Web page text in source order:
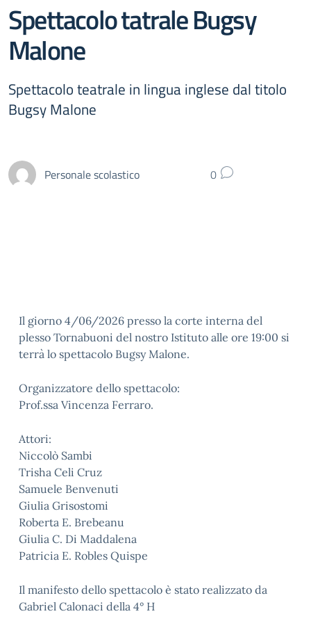
Spettacolo tatrale Bugsy
Malone
Spettacolo teatrale in lingua inglese dal titolo
Bugsy Malone
Personale scolastico 0
Il giorno 4/06/2026 presso la corte interna del
plesso Tornabuoni del nostro Istituto alle ore 19:00 si
terrà lo spettacolo Bugsy Malone.
Organizzatore dello spettacolo:
Prof.ssa Vincenza Ferraro.
Attori:
Niccolò Sambi
Trisha Celi Cruz
Samuele Benvenuti
Giulia Grisostomi
Roberta E. Brebeanu
Giulia C. Di Maddalena
Patricia E. Robles Quispe
Il manifesto dello spettacolo è stato realizzato da
Gabriel Calonaci della 4° H